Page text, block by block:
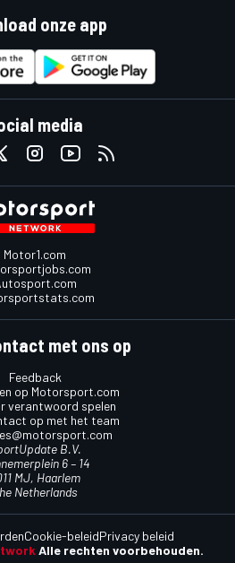
onze app
media
Motor1.com
met ons op
Feedback
op Motorsport.com
verantwoord spelen
op met het team
B.V.
6 – 14
MJ, Haarlem
Netherlands
Alle rechten voorbehouden.
Cookie-beleidPrivacy beleid